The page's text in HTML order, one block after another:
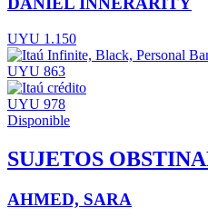
UYU 1.150
UYU 863
UYU 978
Disponible
SUJETOS
AHMED, SARA